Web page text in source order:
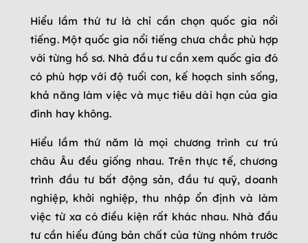
Hiểu lầm thứ tư là chỉ cần chọn quốc gia nổi
tiếng. Một quốc gia nổi tiếng chưa chắc phù hợp
với từng hồ sơ. Nhà đầu tư cần xem quốc gia đó
có phù hợp với độ tuổi con, kế hoạch sinh sống,
khả năng làm việc và mục tiêu dài hạn của gia
đình hay không.
Hiểu lầm thứ năm là mọi chương trình cư trú
châu Âu đều giống nhau. Trên thực tế, chương
trình đầu tư bất động sản, đầu tư quỹ, doanh
nghiệp, khởi nghiệp, thu nhập ổn định và làm
việc từ xa có điều kiện rất khác nhau. Nhà đầu
tư cần hiểu đúng bản chất của từng nhóm trước